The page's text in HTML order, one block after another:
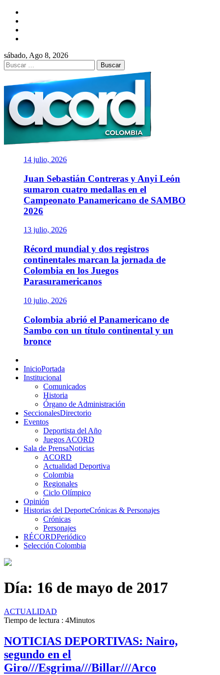
Saltar
contenido
sábado, Ago 8, 2026
Buscar:
Asociación de Periodistas Deportivos
14 julio, 2026
Juan Sebastián Contreras y Anyi León
sumaron cuatro medallas en el
Campeonato Panamericano de SAMBO
2026
13 julio, 2026
Récord mundial y dos registros
continentales marcan la jornada de
Colombia en los Juegos
Parasuramericanos
10 julio, 2026
Colombia abrió el Panamericano de
Sambo con un título continental y un
bronce
Menú
principalInicioPortada
Institucional
Comunicados
Historia
Órgano de Administración
SeccionalesDirectorio
Eventos
Deportista del Año
Juegos ACORD
Sala de PrensaNoticias
ACORD
Actualidad Deportiva
Colombia
Regionales
Ciclo Olímpico
Opinión
Historias del DeporteCrónicas & Personajes
Crónicas
Personajes
RÉCORDPeriódico
Selección Colombia
Día: 16 de mayo de 2017
ACTUALIDAD
Tiempo de lectura : 4Minutos
NOTICIAS DEPORTIVAS: Nairo,
segundo en el
Giro///Esgrima///Billar///Arco